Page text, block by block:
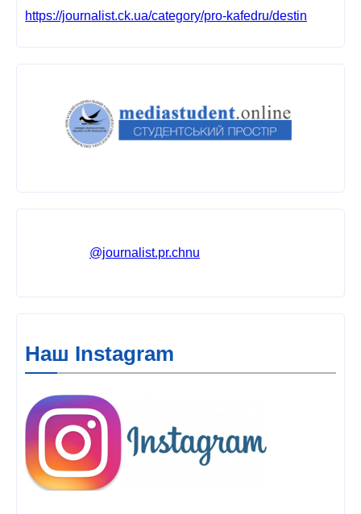
https://journalist.ck.ua/category/pro-kafedru/destin
@journalist.pr.chnu
Наш Instagram